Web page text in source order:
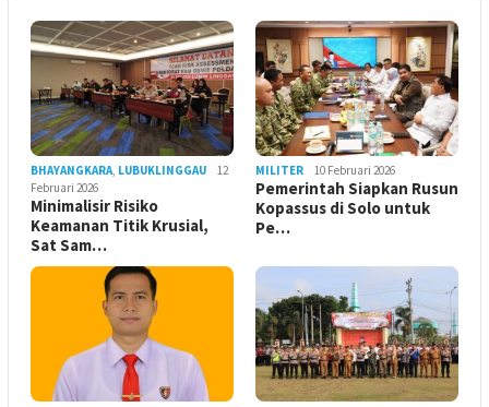
BHAYANGKARA, LUBUKLINGGAU
12
Februari 2026
Minimalisir Risiko
Keamanan Titik Krusial,
Sat Sam…
MILITER 10 Februari 2026
Pemerintah Siapkan Rusun
Kopassus di Solo untuk
Pe…